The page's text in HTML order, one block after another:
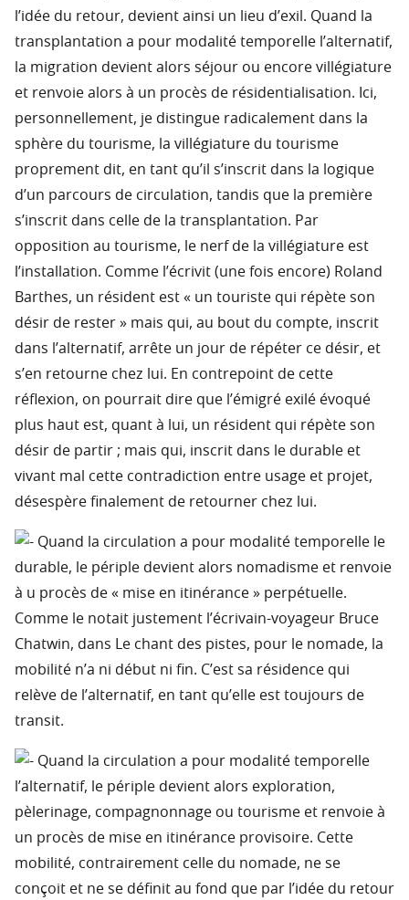
l’idée du retour, devient ainsi un lieu d’exil. Quand la
transplantation a pour modalité temporelle l’alternatif,
la migration devient alors séjour ou encore villégiature
et renvoie alors à un procès de résidentialisation. Ici,
personnellement, je distingue radicalement dans la
sphère du tourisme, la villégiature du tourisme
proprement dit, en tant qu’il s’inscrit dans la logique
d’un parcours de circulation, tandis que la première
s’inscrit dans celle de la transplantation. Par
opposition au tourisme, le nerf de la villégiature est
l’installation. Comme l’écrivit (une fois encore) Roland
Barthes, un résident est « un touriste qui répète son
désir de rester » mais qui, au bout du compte, inscrit
dans l’alternatif, arrête un jour de répéter ce désir, et
s’en retourne chez lui. En contrepoint de cette
réflexion, on pourrait dire que l’émigré exilé évoqué
plus haut est, quant à lui, un résident qui répète son
désir de partir ; mais qui, inscrit dans le durable et
vivant mal cette contradiction entre usage et projet,
désespère finalement de retourner chez lui.
Quand la circulation a pour modalité temporelle le
durable, le périple devient alors nomadisme et renvoie
à u procès de « mise en itinérance » perpétuelle.
Comme le notait justement l’écrivain-voyageur Bruce
Chatwin, dans Le chant des pistes, pour le nomade, la
mobilité n’a ni début ni fin. C’est sa résidence qui
relève de l’alternatif, en tant qu’elle est toujours de
transit.
Quand la circulation a pour modalité temporelle
l’alternatif, le périple devient alors exploration,
pèlerinage, compagnonnage ou tourisme et renvoie à
un procès de mise en itinérance provisoire. Cette
mobilité, contrairement celle du nomade, ne se
conçoit et ne se définit au fond que par l’idée du retour